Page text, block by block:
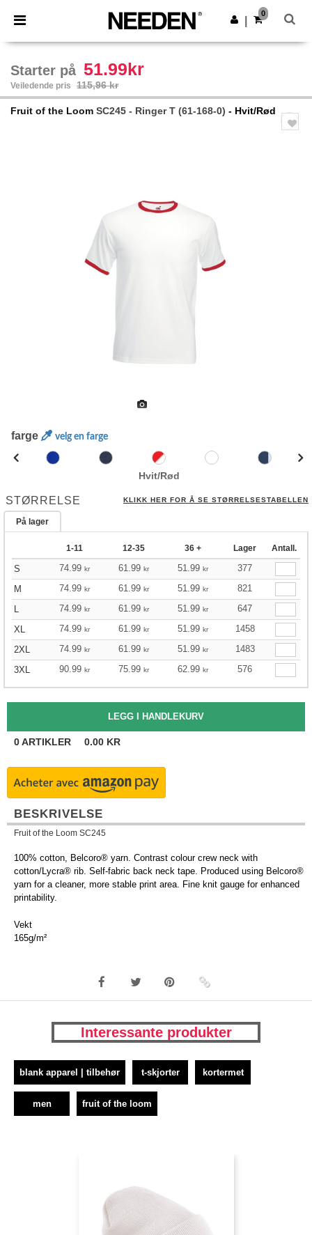
× Needen-app
Bedre priser i appen!
Last ned app
0
Starter på 51.99kr
Veiledende pris 115,96 kr
Fruit of the Loom SC245 - Ringer T (61-168-0) - Hvit/Rød
farge velg en farge
Hvit/Rød
STØRRELSE KLIKK HER FOR Å SE STØRRELSESTABELLEN
På lager
1-11 12-35 36 + Lager Antall.
S 74.99 kr 61.99 kr 51.99 kr
377
M
74.99 kr 61.99 kr 51.99 kr
821
L
74.99 kr 61.99 kr 51.99 kr
647
XL
74.99 kr 61.99 kr 51.99 kr
1458
2XL
74.99 kr 61.99 kr 51.99 kr
1483
3XL
90.99 kr 75.99 kr 62.99 kr 576
0ARTIKLER 0.00 KR
BESKRIVELSE
Fruit of the Loom SC245
100% cotton, Belcoro® yarn. Contrast colour crew neck with
cotton/Lycra® rib. Self-fabric back neck tape. Produced using Belcoro®
yarn for a cleaner, more stable print area. Fine knit gauge for enhanced
printability.
Vekt
165g/m²
Interessante produkter
blank apparel | tilbehør t-skjorter kortermet
men fruit of the loom